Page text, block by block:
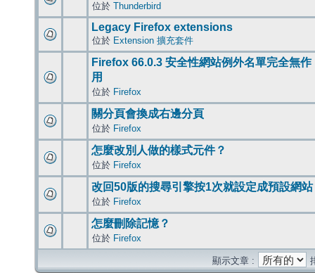
位於 Thunderbird
Legacy Firefox extensions
位於 Extension 擴充套件
Firefox 66.0.3 安全性網站例外名單完全無作
用
位於 Firefox
關分頁會換成右邊分頁
位於 Firefox
怎麼改別人做的樣式元件？
位於 Firefox
改回50版的搜尋引擎按1次就設定成預設網站
位於 Firefox
怎麼刪除記憶？
位於 Firefox
顯示文章 :